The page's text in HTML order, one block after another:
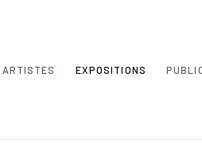
ARTISTES EXPOSITIONS